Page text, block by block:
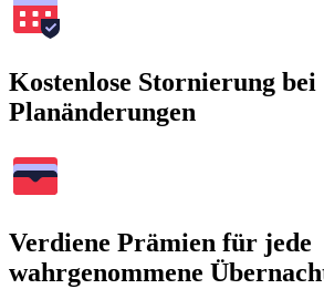
Kostenlose Stornierung bei
Planänderungen
Verdiene Prämien für jede
wahrgenommene